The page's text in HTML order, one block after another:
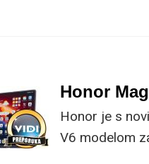
Honor
Honor je s
V6 modelom